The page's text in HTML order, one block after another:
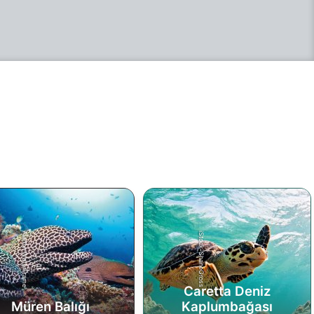
sertifikalar veya
rehberlik etmek,
programları öğretmek,
yardımcı olmak
hatta kendiniz eğitmen
istiyorsanız, bir sonraki
en az 60
doğrulanmış dalışla
Eğitmenliği Yükseltme
Dalış Bilimi
inceleyerek ve
Alamy-WaterFrame
Müren Balığı
iStock-ShaneGross
Caretta Deniz
Kaplumbağası